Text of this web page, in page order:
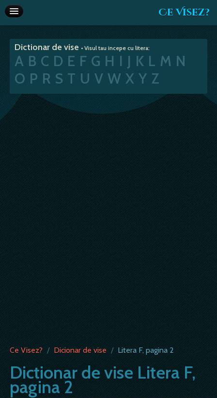
Ce Visez?
Interpretare vise
Articole
Va recomandam
Dictionar de vise • Visul tau incepe cu litera:
A B C D E F G H I J K L M N
O P R S T U V W X Y Z
Ce Visez? / Dicionar de vise / Litera F, pagina 2
Dictionar de vise Litera F,
pagina 2